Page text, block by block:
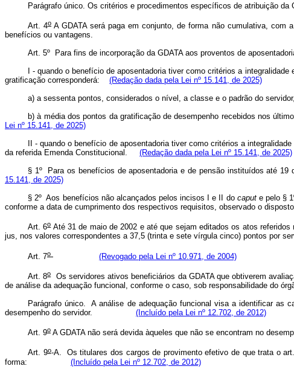
Parágrafo único. Os critérios e procedimentos específicos de atribuição
Art. 4o A GDATA será paga em conjunto, de forma não cumulativa, com
benefícios ou vantagens.
Art. 5º Para fins de incorporação da GDATA aos proventos de
I - quando o benefício de aposentadoria tiver como critérios a
gratificação corresponderá: (Redação dada pela Lei nº 15.141, de 2025)
a) a sessenta pontos, considerados o nível, a classe e o padrão do
b) à média dos pontos da gratificação de desempenho recebidos nos
Lei nº 15.141, de 2025)
II - quando o benefício de aposentadoria tiver como critérios a
da referida Emenda Constitucional. (Redação dada pela Lei nº 15.141, de 2025)
§ 1º Para os benefícios de aposentadoria e de pensão instituídos até
15.141, de 2025)
§ 2º Aos benefícios não alcançados pelos incisos I e II do capute pelo §
conforme a data de cumprimento dos respectivos requisitos, observado o
Art. 6oAté 31 de maio de 2002 e até que sejam editados os atos referidos
jus, nos valores correspondentes a 37,5 (trinta e sete vírgula cinco) pontos por
Art. 7o (Revogado pela Lei nº 10.971, de 2004)
Art. 8oOs servidores ativos beneficiários da GDATA que obtiverem
de análise da adequação funcional, conforme o caso, sob
Parágrafo único. A análise de adequação funcional visa a identificar as
desempenho do servidor. (Incluído pela Lei nº 12.702, de 2012)
Art. 9o A GDATA não será devida àqueles que não se encontram no
Art. 9o-A. Os titulares dos cargos de provimento efetivo de que trata o
forma:
(Incluído pela Lei nº 12.702, de 2012)